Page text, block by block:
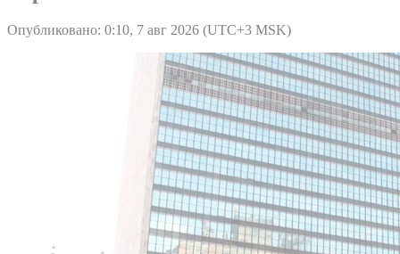
Опубликовано: 0:10, 7 авг 2026 (UTC+3 MSK)